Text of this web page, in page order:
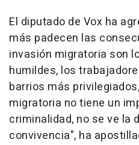
El diputado de Vox ha
más padecen las
invasión migratoria son
humildes, los
barrios más
migratoria no tiene un
criminalidad, no se ve la
convivencia", ha